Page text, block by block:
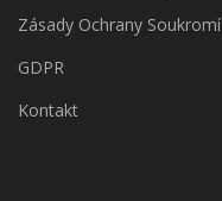
Zásady Ochrany Soukromí
GDPR
Kontakt